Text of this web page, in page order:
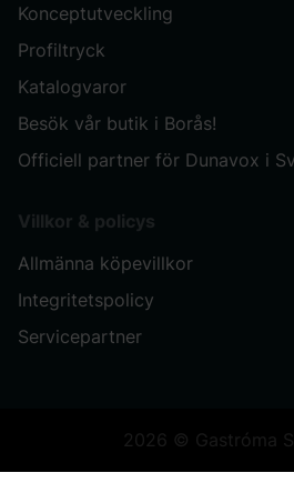
Konceptutveckling
Profiltryck
Katalogvaror
Besök vår butik i Borås!
Officiell partner för Dunavox i
Villkor & policys
Allmänna köpevillkor
Integritetspolicy
Servicepartner
2026 © Gastróma